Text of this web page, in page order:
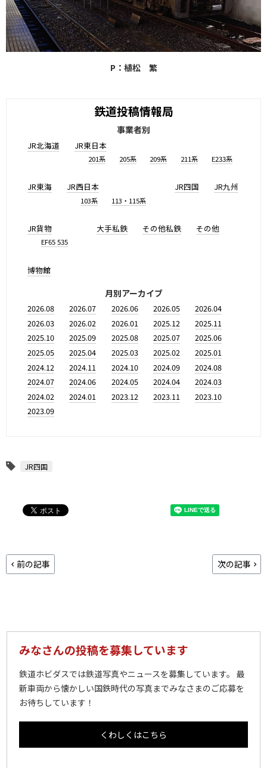
P：植松 繁
鉄道投稿情報局
事業者別
JR北海道 JR東日本
201系 205系 209系 211系 E233系
JR東海 JR西日本
103系 113・115系
JR四国 JR九州
JR貨物
EF65 535
大手私鉄 その他私鉄 その他
博物館
月別アーカイブ
2026.08 2026.07 2026.06 2026.05
2026.04
2026.03
2026.02 2026.01 2025.12
2025.11
2025.10
2025.09 2025.08 2025.07
2025.06
2025.05
2025.04 2025.03 2025.02
2025.01
2024.12
2024.11 2024.10 2024.09
2024.08
2024.07
2024.06 2024.05 2024.04
2024.03
2024.02
2024.01 2023.12 2023.11
2023.10
2023.09
JR四国
前の記事 次の記事
みなさんの投稿を募集しています
鉄道ホビダスでは鉄道写真やニュースを募集しています。 最
新車両から懐かしい国鉄時代の写真までみなさまのご応募を
お待ちしています！
くわしくはこちら